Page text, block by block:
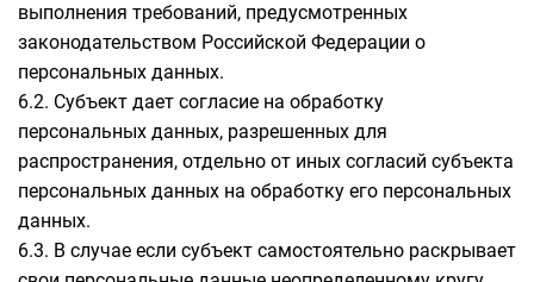
выполнения требований, предусмотренных
законодательством Российской Федерации о
персональных данных.
6.2. Субъект дает согласие на обработку
персональных данных, разрешенных для
распространения, отдельно от иных согласий субъекта
персональных данных на обработку его персональных
данных.
6.3. В случае если субъект самостоятельно раскрывает